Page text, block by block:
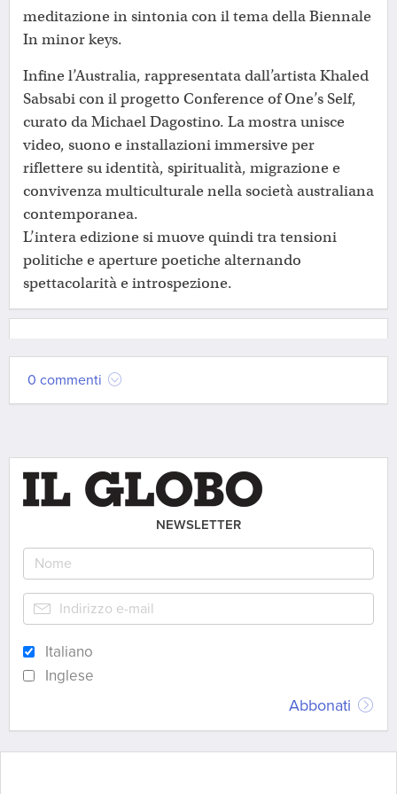
meditazione in sintonia con il tema della Biennale
In minor keys.
Infine l’Australia, rappresentata dall’artista Khaled
Sabsabi con il progetto Conference of One’s Self,
curato da Michael Dagostino. La mostra unisce
video, suono e installazioni immersive per
riflettere su identità, spiritualità, migrazione e
convivenza multiculturale nella società australiana
contemporanea.
L’intera edizione si muove quindi tra tensioni
politiche e aperture poetiche alternando
spettacolarità e introspezione.
0 commenti
NEWSLETTER
Italiano
Inglese
Abbonati